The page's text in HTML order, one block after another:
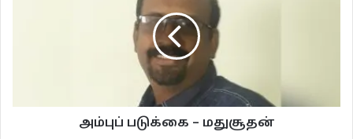
இவனது மனைவிக்கும் அவளுக்குமான உரையாடல் முடிவுக்கு வந்தது. இவன்
மனைவியுடன் திரும்பி நடக்கையிலும் அவளைப் பற்றியே யோசித்துக்
கொண்டிருந்தான். பத்தடி சென்றிருப்பான். ஏதோ மனதில் உறுத்த இவன் மட்டும்
திரும்பிப் பார்த்தான். இப்போதும் அதே நமுட்டுச் சிரிப்போடு இவர்களையே அவள்
பார்த்துக் கொண்டிருந்தாள். இவன் பார்ப்பதைப் பார்த்ததும் அவளின் சிரிப்பு
சைகையின் பொருள்
அம்புப் படுக்கை – மதுசூதன்